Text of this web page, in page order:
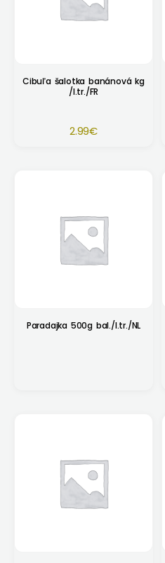
Cibuľa šalotka banánová kg
/I.tr./FR
2.99€
Paradajka 500g bal./I.tr./NL